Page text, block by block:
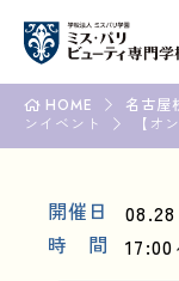
高校3年生の方
保護者の方
ミスパリにつ
オープンキャ
HOME 名古屋
ンイベント
【オ
開催日
08.28
時 間
17:00